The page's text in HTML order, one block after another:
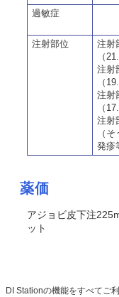
過敏症
注射部位
注射
（
注射
（
注射
（
注射
（
発疹
薬価
アジョビ皮下注
ット
DI Stationの機能をすべてご